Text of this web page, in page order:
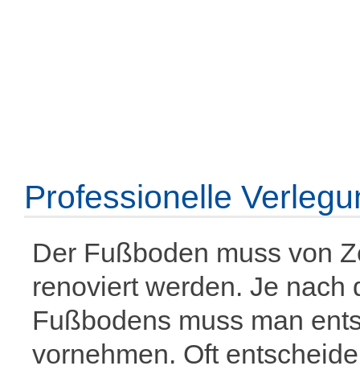
Professionelle
Der Fußboden muss von
renoviert werden. Je nach
Fußbodens muss man
vornehmen. Oft